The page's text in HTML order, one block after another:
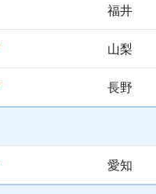
福井
山梨
長野
愛知